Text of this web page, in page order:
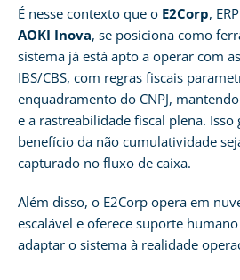
É nesse contexto que o E2Corp,
AOKI Inova, se posiciona como
sistema já está apto a operar com
IBS/CBS, com regras fiscais
enquadramento do CNPJ,
e a rastreabilidade fiscal plena. Isso
benefício da não cumulatividade
capturado no fluxo de caixa.
Além disso, o E2Corp opera em
escalável e oferece suporte
adaptar o sistema à realidade